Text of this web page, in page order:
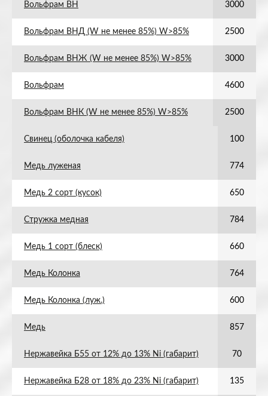
Вольфрам ВН 3000
Вольфрам ВНД (W не менее 85%) W>85% 2500
Вольфрам ВНЖ (W не менее 85%) W>85% 3000
Вольфрам 4600
Вольфрам ВНК (W не менее 85%) W>85% 2500
Свинец (оболочка кабеля) 100
Медь луженая 774
Медь 2 сорт (кусок) 650
Стружка медная 784
Медь 1 сорт (блеск) 660
Медь Колонка 764
Медь Колонка (луж.) 600
Медь 857
Нержавейка Б55 от 12% до 13% Ni (габарит) 70
Нержавейка Б28 от 18% до 23% Ni (габарит) 135